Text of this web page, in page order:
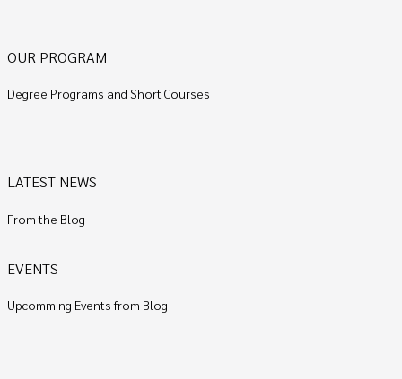
OUR PROGRAM
Degree Programs and Short Courses
LATEST NEWS
From the Blog
EVENTS
Upcomming Events from Blog